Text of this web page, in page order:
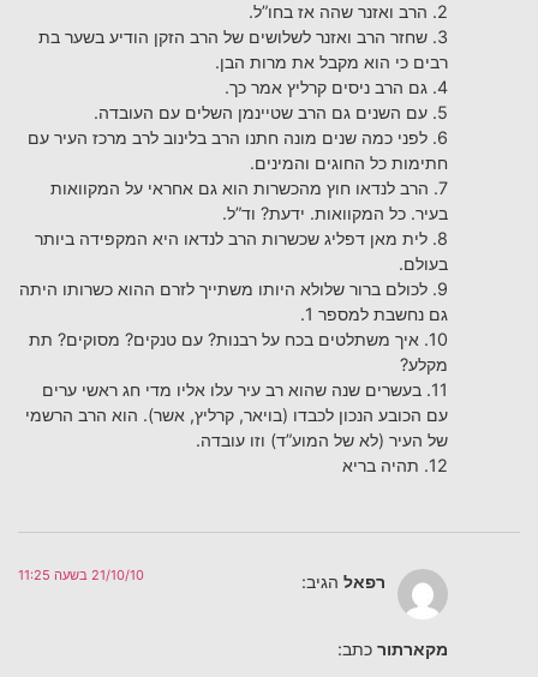
2. הרב ואזנר שהה אז בחו”ל.
3. שחזר הרב ואזנר לשלושים של הרב הזקן הודיע בשער בת
רבים כי הוא מקבל את מרות הבן.
4. גם הרב ניסים קרליץ אמר כך.
5. עם השנים גם הרב שטיינמן השלים עם העובדה.
6. לפני כמה שנים מונה חתנו הרב בלינוב לרב מרכז העיר עם
חתימות כל החוגים והמינים.
7. הרב לנדאו חוץ מהכשרות הוא גם אחראי על המקוואות
בעיר. כל המקוואות. ידעת? וד”ל.
8. לית מאן דפליג שכשרות הרב לנדאו היא המקפידה ביותר
בעולם.
9. לכולם ברור שלולא היותו משתייך לזרם ההוא כשרותו היתה
גם נחשבת למספר 1.
10. איך משתלטים בכח על רבנות? עם טנקים? מסוקים? תת
מקלע?
11. בעשרים שנה שהוא רב עיר עלו אליו מדי חג ראשי ערים
עם הכובע הנכון לכבדו (בויאר, קרליץ, אשר). הוא הרב הרשמי
של העיר (לא של המוע”ד) וזו עובדה.
12. תהיה בריא
רפאל הגיב: 21/10/10 בשעה 11:25
מקארתור כתב: